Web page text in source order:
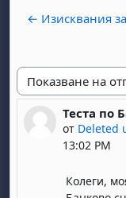
← Изисквания
Начин на
Теста по
от Deleted
13:02 PM
Number of
Колеги,